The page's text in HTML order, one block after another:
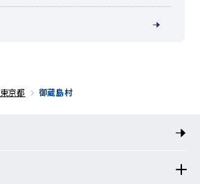
東京都 御蔵島村